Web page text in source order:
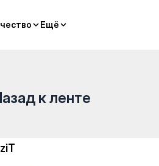
Ещё
Ещё
к ленте